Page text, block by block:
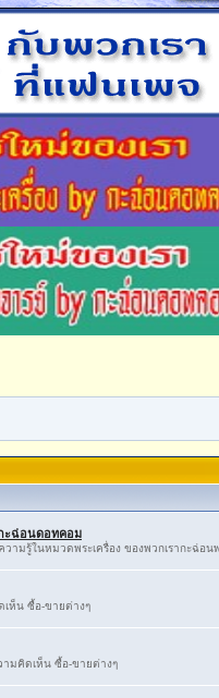
ะฉ่อนดอทคอม
วามรู้ในหมวดพระเครื่อง ของพวกเรากะฉ่อ
เห็น ซื้อ-ขายต่างๆ
มคิดเห็น ซื้อ-ขายต่างๆ